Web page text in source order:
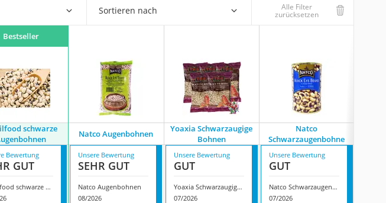
Sortieren nach Alle Filter
zurücksetzen
Bestseller
schwarze
Natco Augenbohnen
Yoaxia Schwarzaugige
Bohnen
Natco
Schwarzaugenbohne
Bewertung
GUT
Soleilfood schwarze Augenbohnen
Unsere Bewertung
SEHR GUT
Natco Augenbohnen
08/2026
Unsere Bewertung
GUT
Yoaxia Schwarzaugige Bohnen
07/2026
Unsere Bewertung
GUT
Natco Schwarzaugenbohne
07/2026